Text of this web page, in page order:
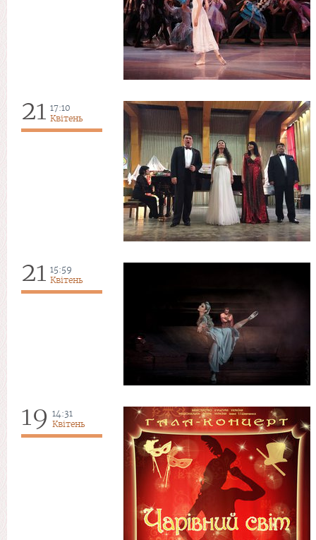
21 17:10
Квітень
21 15:59
Квітень
19 14:31
Квітень